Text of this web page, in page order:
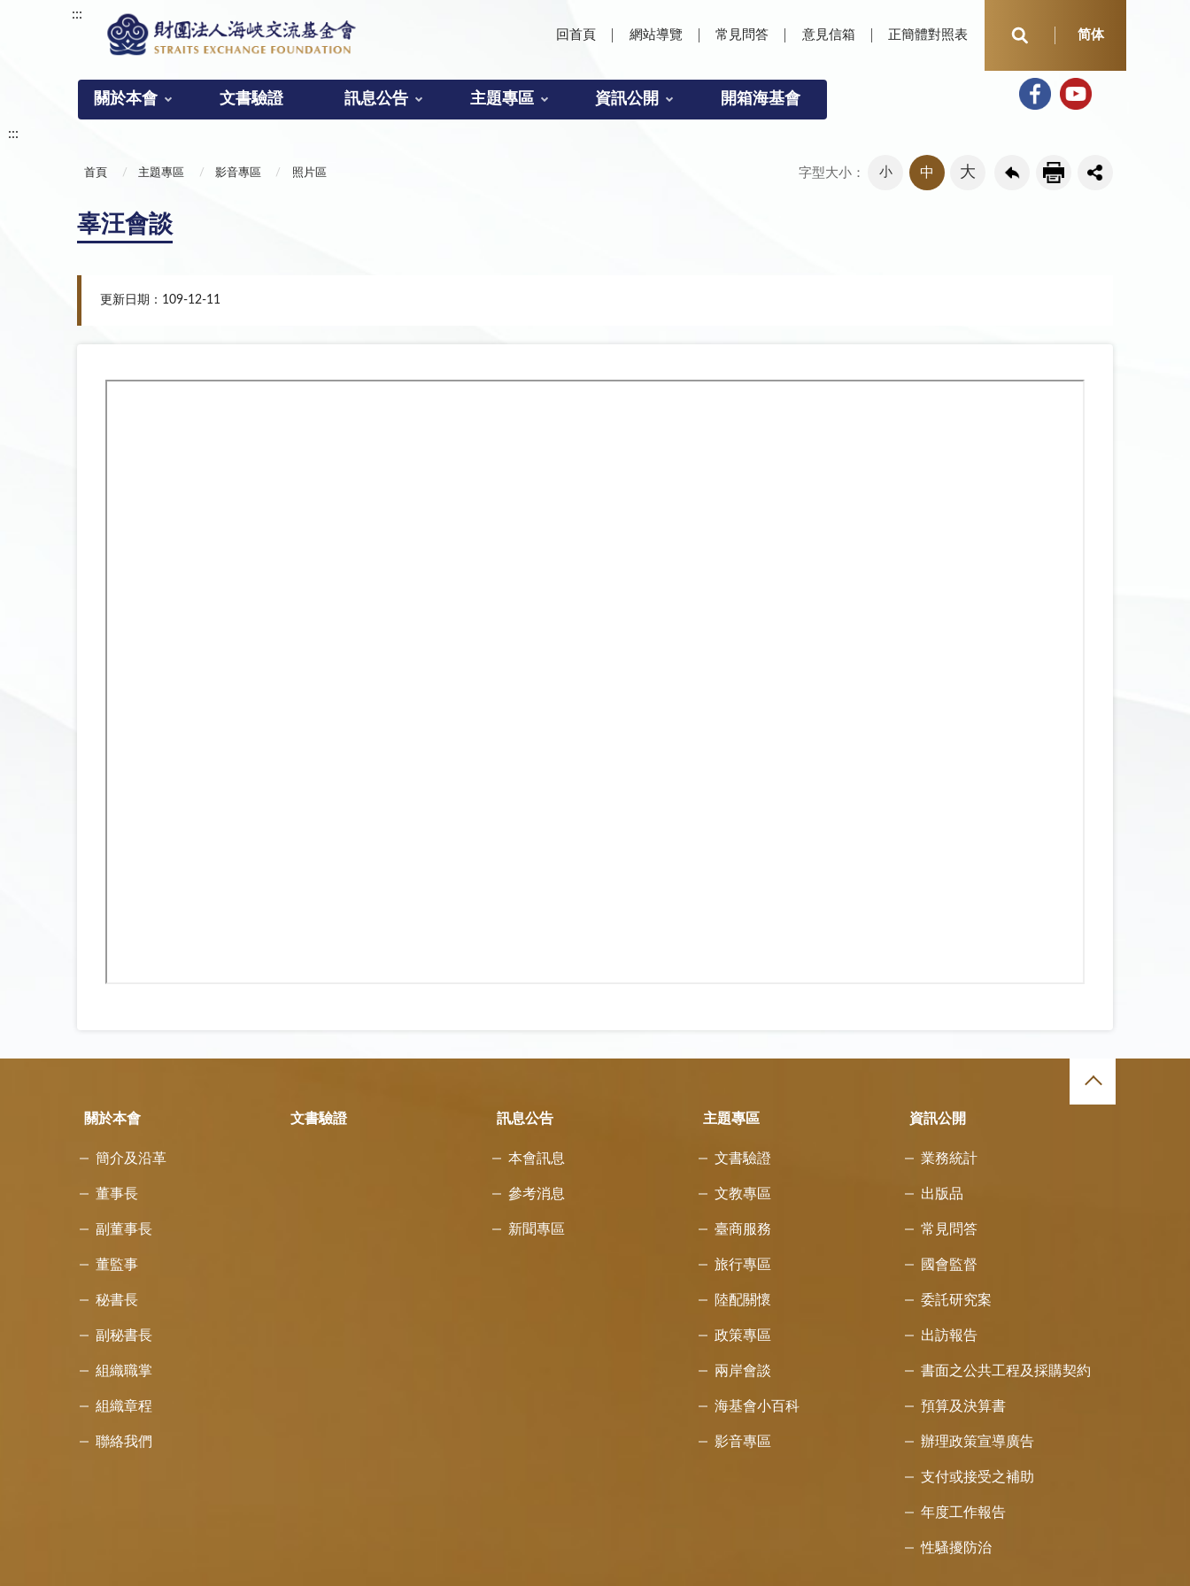
:::
回首頁 網站導覽 常見問答 意見信箱 正簡體對照表 简体
關於本會 文書驗證 訊息公告 主題專區 資訊公開 開箱海基會
:::
首頁 主題專區 影音專區 照片區 字型大小： 小 中 大
辜汪會談
更新日期：109-12-11
關於本會
簡介及沿革
董事長
副董事長
董監事
秘書長
副秘書長
組織職掌
組織章程
聯絡我們
文書驗證 訊息公告
本會訊息
參考消息
新聞專區
主題專區
文書驗證
文教專區
臺商服務
旅行專區
陸配關懷
政策專區
兩岸會談
海基會小百科
影音專區
資訊公開
業務統計
出版品
常見問答
國會監督
委託研究案
出訪報告
書面之公共工程及採購契約
預算及決算書
辦理政策宣導廣告
支付或接受之補助
年度工作報告
性騷擾防治